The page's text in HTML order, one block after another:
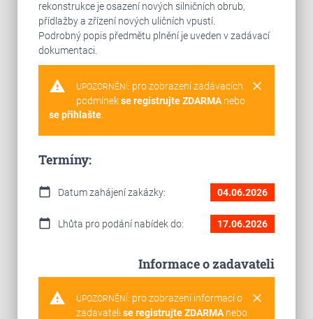
rekonstrukce je osazení nových silničních obrub,
přídlažby a zřízení nových uličních vpustí.
Podrobný popis předmětu plnění je uveden v zadávací
dokumentaci.
warning clear
UPOZORNĚNÍ: pro zobrazení zadávacích
podmínekse registrujte ZDARMAnebo
se přihlašte.
Termíny:
calendar_today Datum zahájení zakázky: 04.06.2026
calendar_today Lhůta pro podání nabídek do: 17.06.2026
Informace o zadavateli
warning clear
UPOZORNĚNÍ: pro zobrazení informací o
zadavateli se registrujte ZDARMAnebo